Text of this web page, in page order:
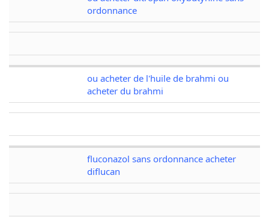
ordonnance
ou acheter de l'huile de brahmi ou
acheter du brahmi
fluconazol sans ordonnance acheter
diflucan